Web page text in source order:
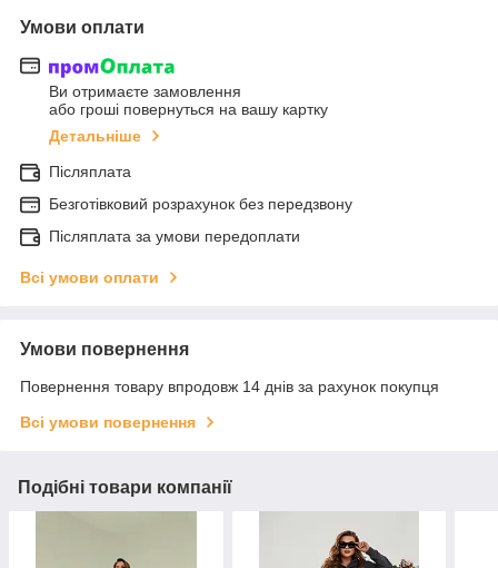
Умови оплати
Ви отримаєте замовлення
або гроші повернуться на вашу картку
Детальніше
Післяплата
Безготівковий розрахунок без передзвону
Післяплата за умови передоплати
Всі умови оплати
Умови повернення
Повернення товару впродовж 14 днів за рахунок покупця
Всі умови повернення
Подібні товари компанії